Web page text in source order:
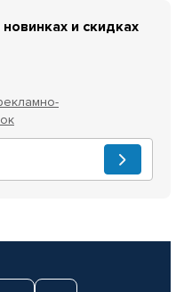
и скидках